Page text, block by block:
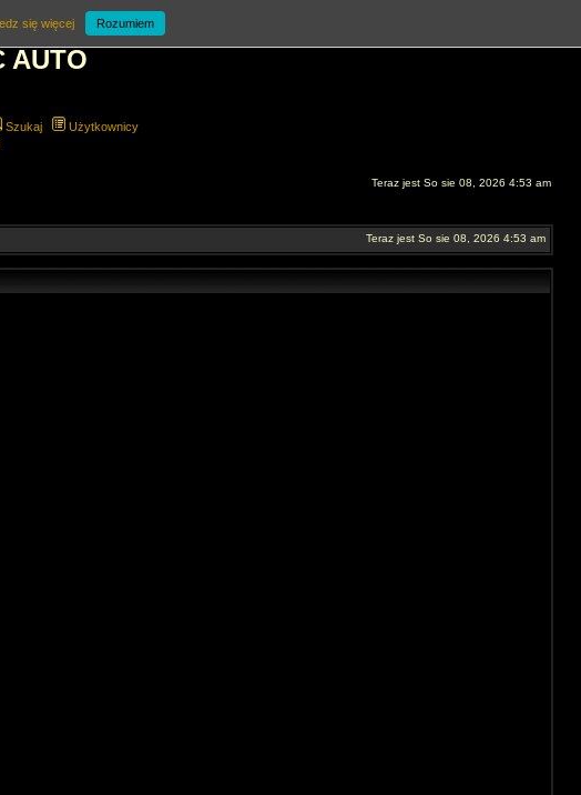
AUTO
Szukaj
Użytkownicy
Teraz jest So sie 08, 2026 4:53 am
Teraz jest So sie 08, 2026 4:53 am
się więcej Rozumiem